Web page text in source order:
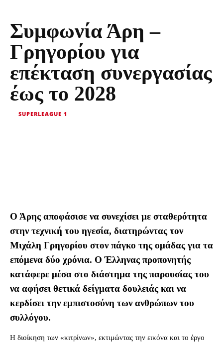
Συμφωνία Άρη –
Γρηγορίου για
επέκταση συνεργασίας
έως το 2028
SUPERLEAGUE 1
Ο Άρης αποφάσισε να συνεχίσει με σταθερότητα
στην τεχνική του ηγεσία, διατηρώντας τον
Μιχάλη Γρηγορίου στον πάγκο της ομάδας για τα
επόμενα δύο χρόνια. Ο Έλληνας προπονητής
κατάφερε μέσα στο διάστημα της παρουσίας του
να αφήσει θετικά δείγματα δουλειάς και να
κερδίσει την εμπιστοσύνη των ανθρώπων του
συλλόγου.
Η διοίκηση των «κιτρίνων», εκτιμώντας την εικόνα και το έργο